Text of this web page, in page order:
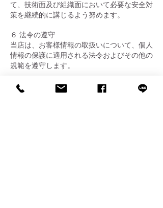
て、技術面及び組織面において必要な安全対
策を継続的に講じるよう努めます。
６ 法令の遵守
当店は、お客様情報の取扱いについて、個人
情報の保護に適用される法令およびその他の
規範を遵守します。
７ 個人情報の訂正および削除
当店は、お客様から個人情報の開示・訂正等